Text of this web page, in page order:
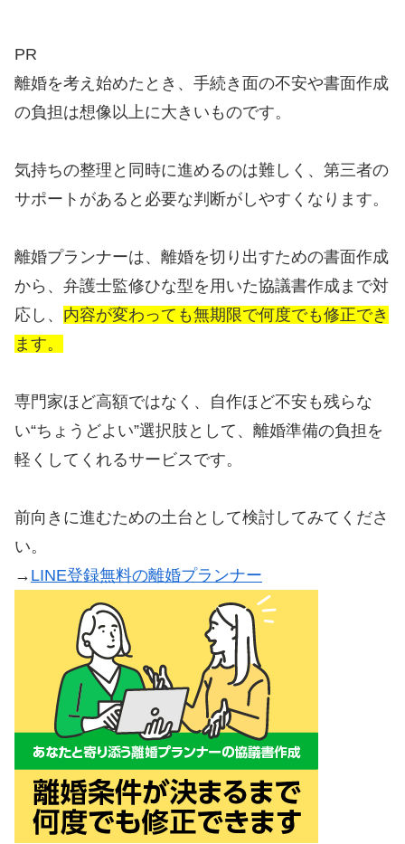
PR
離婚を考え始めたとき、手続き面の不安や書面作成
の負担は想像以上に大きいものです。
気持ちの整理と同時に進めるのは難しく、第三者の
サポートがあると必要な判断がしやすくなります。
離婚プランナーは、離婚を切り出すための書面作成
から、弁護士監修ひな型を用いた協議書作成まで対
応し、 内容が変わっても無期限で何度でも修正でき
ます。
専門家ほど高額ではなく、自作ほど不安も残らな
い“ちょうどよい”選択肢として、離婚準備の負担を
軽くしてくれるサービスです。
前向きに進むための土台として検討してみてくださ
い。
→ LINE登録無料の離婚プランナー